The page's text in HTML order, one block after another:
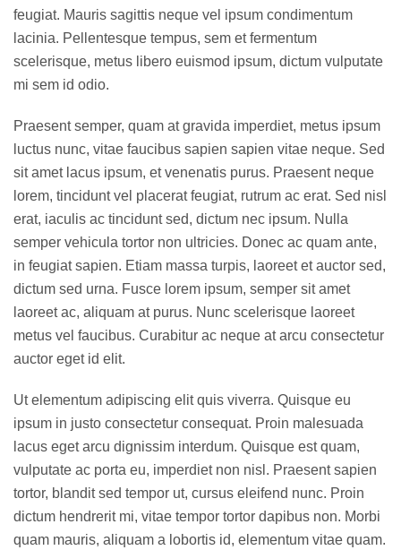
feugiat. Mauris sagittis neque vel ipsum condimentum
lacinia. Pellentesque tempus, sem et fermentum
scelerisque, metus libero euismod ipsum, dictum vulputate
mi sem id odio.
Praesent semper, quam at gravida imperdiet, metus ipsum
luctus nunc, vitae faucibus sapien sapien vitae neque. Sed
sit amet lacus ipsum, et venenatis purus. Praesent neque
lorem, tincidunt vel placerat feugiat, rutrum ac erat. Sed nisl
erat, iaculis ac tincidunt sed, dictum nec ipsum. Nulla
semper vehicula tortor non ultricies. Donec ac quam ante,
in feugiat sapien. Etiam massa turpis, laoreet et auctor sed,
dictum sed urna. Fusce lorem ipsum, semper sit amet
laoreet ac, aliquam at purus. Nunc scelerisque laoreet
metus vel faucibus. Curabitur ac neque at arcu consectetur
auctor eget id elit.
Ut elementum adipiscing elit quis viverra. Quisque eu
ipsum in justo consectetur consequat. Proin malesuada
lacus eget arcu dignissim interdum. Quisque est quam,
vulputate ac porta eu, imperdiet non nisl. Praesent sapien
tortor, blandit sed tempor ut, cursus eleifend nunc. Proin
dictum hendrerit mi, vitae tempor tortor dapibus non. Morbi
quam mauris, aliquam a lobortis id, elementum vitae quam.